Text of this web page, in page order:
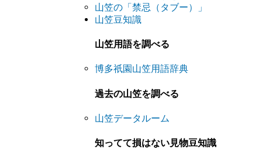
山笠の「禁忌（タブー）」
山笠豆知識
山笠用語を調べる
博多祇園山笠用語辞典
過去の山笠を調べる
山笠データルーム
知ってて損はない見物豆知識